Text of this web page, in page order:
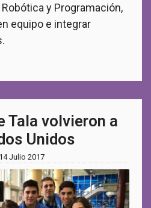
y Programación,
equipo e integrar
Tala volvieron a
Unidos
14 Julio 2017